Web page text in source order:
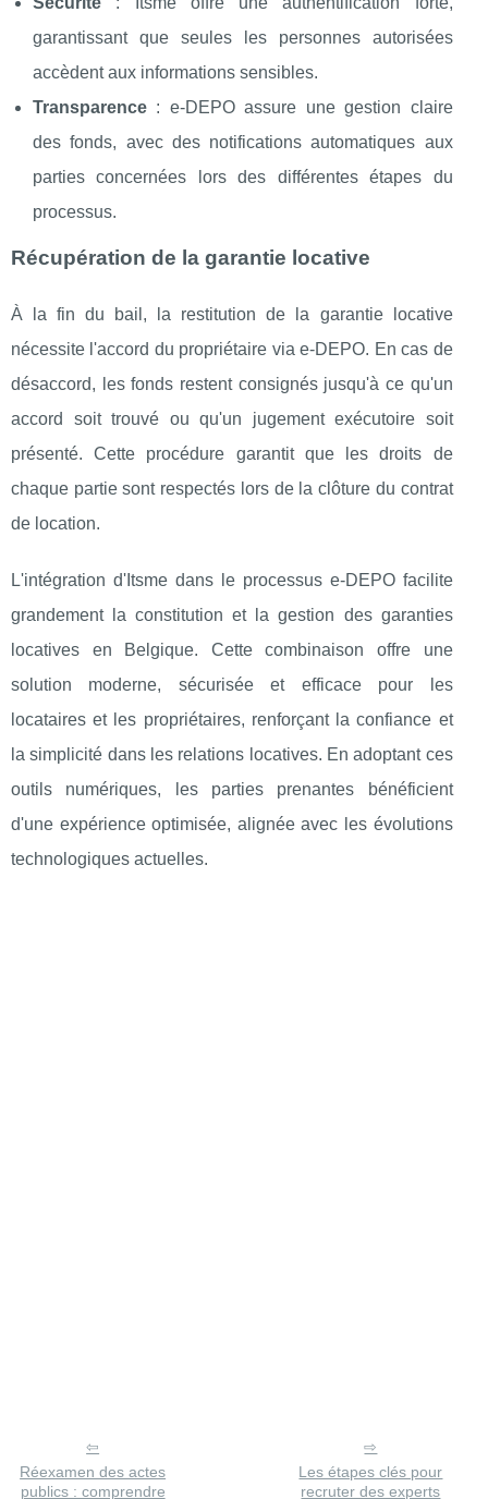
garantissant que seules les personnes autorisées
accèdent aux informations sensibles.​
Transparence : e-DEPO assure une gestion claire
des fonds, avec des notifications automatiques aux
parties concernées lors des différentes étapes du
processus.​
Récupération de la garantie locative
À la fin du bail, la restitution de la garantie locative
nécessite l'accord du propriétaire via e-DEPO. En cas de
désaccord, les fonds restent consignés jusqu'à ce qu'un
accord soit trouvé ou qu'un jugement exécutoire soit
présenté. Cette procédure garantit que les droits de
chaque partie sont respectés lors de la clôture du contrat
de location. ​
L'intégration d'Itsme dans le processus e-DEPO facilite
grandement la constitution et la gestion des garanties
locatives en Belgique. Cette combinaison offre une
solution moderne, sécurisée et efficace pour les
locataires et les propriétaires, renforçant la confiance et
la simplicité dans les relations locatives. En adoptant ces
outils numériques, les parties prenantes bénéficient
d'une expérience optimisée, alignée avec les évolutions
technologiques actuelles.
Réexamen des actes
publics : comprendre
Les étapes clés pour
recruter des experts